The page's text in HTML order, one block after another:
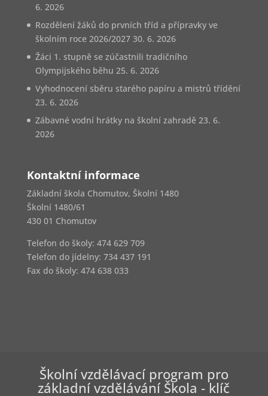
6. 2026
Rozdělení žáků do prvních tříd a přípravky ve
školním roce 2026/2027 30. 6. 2026
Žáci 1. stupně se zúčastnili tradičního
Olympijského běhu 25. 6. 2026
Vyhodnocení sběru starého papíru a mistrů třídění
23. 6. 2026
Zábavné vodní hrátky na školní zahradě 23. 6.
2026
Kontaktní informace
Základní škola Chomutov, Školní 1480
Školní 1480/61
430 01 Chomutov
Telefon do školy: 474 629 709
Telefon do jídelny: 734 437 191
Fax do školy: 474 638 033
Školní vzdělávací program pro
základní vzdělávání Škola - klíč